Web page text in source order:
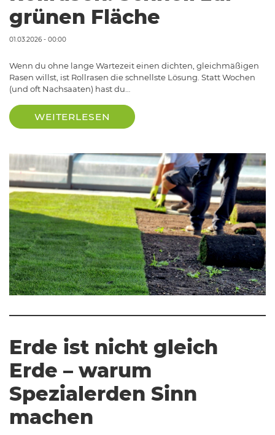
grünen Fläche
01.03.2026 - 00:00
Wenn du ohne lange Wartezeit einen dichten, gleichmäßigen
Rasen willst, ist Rollrasen die schnellste Lösung. Statt Wochen
(und oft Nachsaaten) hast du…
WEITERLESEN
Erde ist nicht gleich
Erde – warum
Spezialerden Sinn
machen